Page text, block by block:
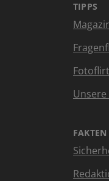
TIPPS
Fotoflirt
FAKTEN